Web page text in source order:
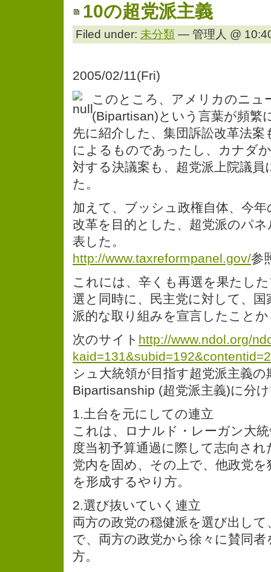
10の超党派主義
Filed under: 未分類 — 管理人 @
2005/02/11(Fri)
このところ、アメリカのニュ
(Bipartisan)という言葉が頻繁
先に紹介した、集団訴訟改革法案
によるものであったし、カナダ
対する決議案も、超党派上院議
た。
加えて、ブッシュ政権自体、今
改革を目的とした、超党派のパ
表した。
http://www.taxreformpanel.gov/参
これには、辛くも再選を果たし
選と同時に、民主党に対して、
派的な取り組みを宣言したこと
次のサイト http://www.ndol.org/
シュ大統領が目指す超党派主義
Bipartisanship (超党派主義)に分
1.土台を元にしての連立
これは、ロナルド・レーガン大
度当初予算通過に際して志向さ
党内を固め、その上で、他政党
を形成するやり方。
2.選び抜いていく連立
両方の政党の穏健派を選び出し
で、両方の政党から徐々に賛同
方。